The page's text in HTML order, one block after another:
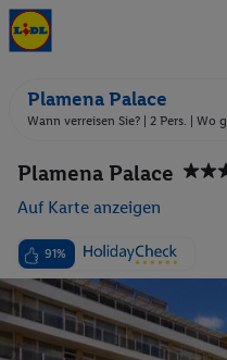
Plamena Palace
Wann verreisen Sie? | 2 Pers. | Wo
Plamena Palace
Auf Karte anzeigen
91%